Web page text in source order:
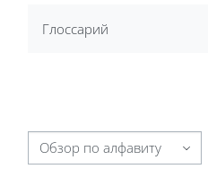
Глоссарий
Обзор глоссария по алфавиту